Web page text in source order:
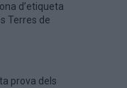
d’etiqueta
Terres de
prova dels